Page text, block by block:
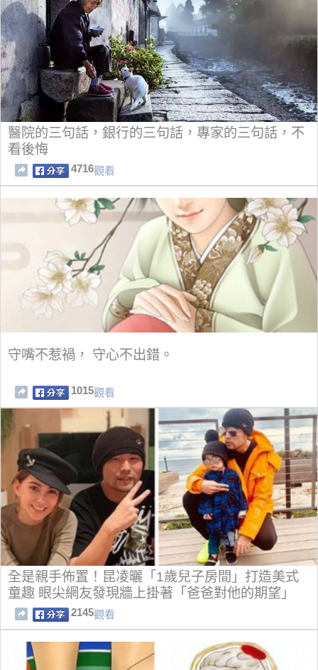
醫院的三句話，銀行的三句話，專家的三句話，不
看後悔
4716觀看
守嘴不惹禍， 守心不出錯。
1015觀看
全是親手佈置！昆凌曬「1歲兒子房間」打造美式
童趣 眼尖網友發現牆上掛著「爸爸對他的期望」
2145觀看